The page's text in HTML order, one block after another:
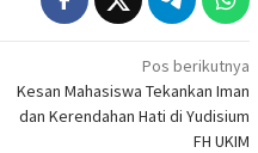
Pos berikutnya
Kesan Mahasiswa Tekankan Iman
dan Kerendahan Hati di Yudisium
FH UKIM